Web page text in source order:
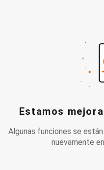
Estamos
Algunas funciones se
nuevamente